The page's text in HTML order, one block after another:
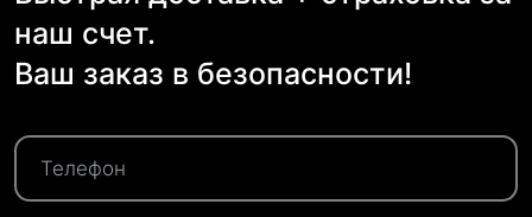
наш счет.
Ваш заказ в безопасности!